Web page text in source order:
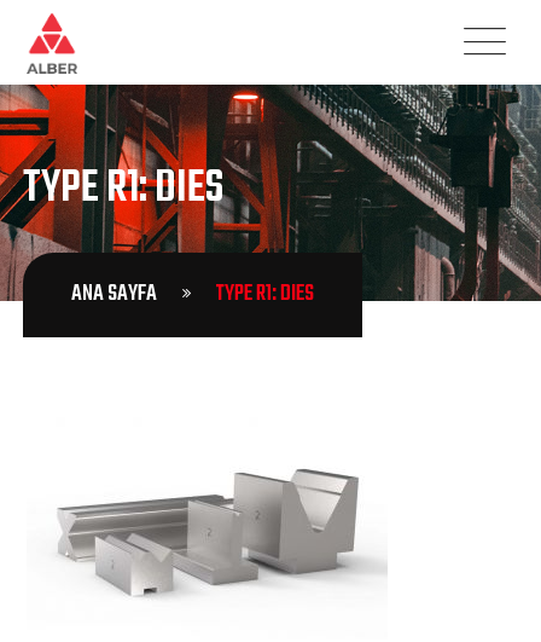
TYPE R1: DIES
ANA SAYFA TYPE R1: DIES